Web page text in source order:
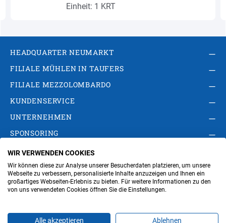
Einheit: 1 KRT
HEADQUARTER NEUMARKT
FILIALE MÜHLEN IN TAUFERS
FILIALE MEZZOLOMBARDO
KUNDENSERVICE
UNTERNEHMEN
SPONSORING
AGB Privacy Policy
Impressum
Cookie-Einstellungen ändern
Verwaltung
WIR VERWENDEN COOKIES
Wir können diese zur Analyse unserer Besucherdaten platzieren, um unsere
Webseite zu verbessern, personalisierte Inhalte anzuzeigen und Ihnen ein
großartiges Webseiten-Erlebnis zu bieten. Für weitere Informationen zu den
von uns verwendeten Cookies öffnen Sie die Einstellungen.
Alle akzeptieren Ablehnen